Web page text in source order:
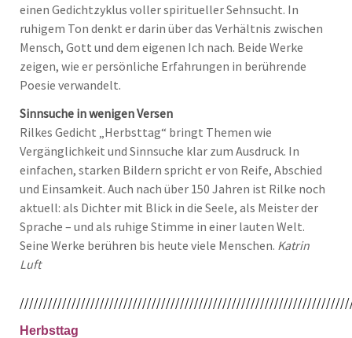
einen Gedichtzyklus voller spiritueller Sehnsucht. In
ruhigem Ton denkt er darin über das Verhältnis zwischen
Mensch, Gott und dem eigenen Ich nach. Beide Werke
zeigen, wie er persönliche Erfahrungen in berührende
Poesie verwandelt.
Sinnsuche in wenigen Versen
Rilkes Gedicht „Herbsttag“ bringt Themen wie
Vergänglichkeit und Sinnsuche klar zum Ausdruck. In
einfachen, starken Bildern spricht er von Reife, Abschied
und Einsamkeit. Auch nach über 150 Jahren ist Rilke noch
aktuell: als Dichter mit Blick in die Seele, als Meister der
Sprache – und als ruhige Stimme in einer lauten Welt.
Seine Werke berühren bis heute viele Menschen. Katrin
Luft
Herbsttag